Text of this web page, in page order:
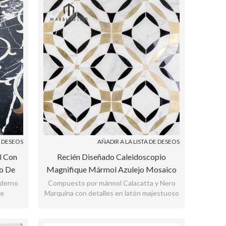
Con
De
AÑADIR A LA LISTA DE DESEOS
Recién Diseñado Caleidoscopio
Magnifique Mármol Azulejo Mosaico
De Chorro De Agua
Compuesto por mármol Calacatta y Nero
Marquina con detalles en latón majestuoso